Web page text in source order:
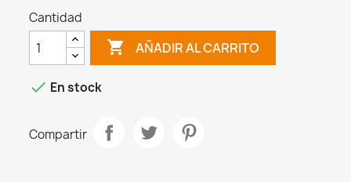
Cantidad
 AÑADIR AL CARRITO
 En stock
Compartir